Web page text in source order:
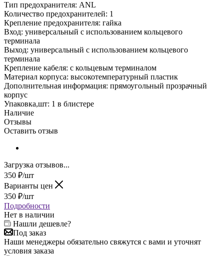
Тип предохранителя: ANL
Количество предохранителей: 1
Крепление предохранителя: гайка
Вход: универсальный с использованием кольцевого
терминала
Выход: универсальный с использованием кольцевого
терминала
Крепление кабеля: с кольцевым терминалом
Материал корпуса: высокотемпературный пластик
Дополнительная информация: прямоугольный прозрачный
корпус
Упаковка,шт: 1 в блистере
Наличие
Отзывы
Оставить отзыв
Загрузка отзывов...
350 ₽/шт
Варианты цен
350 ₽/шт
Подробности
Нет в наличии
Нашли дешевле?
Под заказ
Наши менеджеры обязательно свяжутся с вами и уточнят
условия заказа